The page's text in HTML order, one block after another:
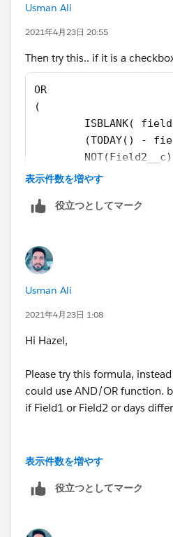
Usman Ali
2021年4月23日 20:55
Then try this.. if it is a
OR
(
ISBLANK(
(TODAY() -
)
表示件数を増やす
役立つとしてマーク
Usman Ali
2021年4月23日 1:08
Hi Hazel,
Please try this formula,
could use AND/OR function.
if Field1 or Field2 or days
(
表示件数を増やす
役立つとしてマーク